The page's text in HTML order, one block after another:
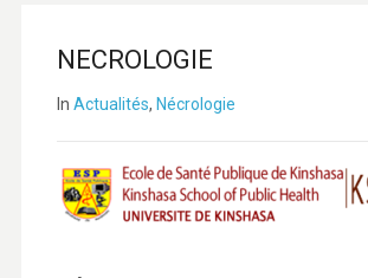
NECROLOGIE
In Actualités, Nécrologie